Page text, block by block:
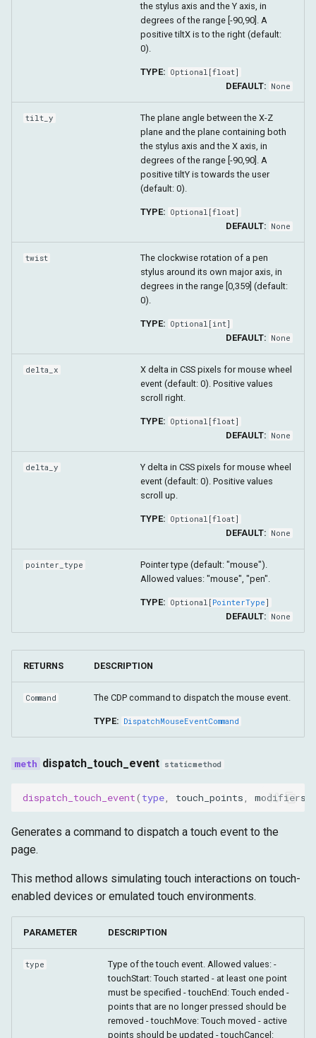
the stylus axis and the Y axis, in
degrees of the range [-90,90]. A
positive tiltX is to the right (default:
0).
TYPE: Optional [float]
DEFAULT: None
tilt_y
The plane angle between the X-Z
plane and the plane containing both
the stylus axis and the X axis, in
degrees of the range [-90,90]. A
positive tiltY is towards the user
(default: 0).
TYPE: Optional [float]
DEFAULT: None
twist
The clockwise rotation of a pen
stylus around its own major axis, in
degrees in the range [0,359] (default:
0).
TYPE: Optional [int]
DEFAULT: None
delta_x
X delta in CSS pixels for mouse wheel
event (default: 0). Positive values
scroll right.
TYPE: Optional [float]
DEFAULT: None
delta_y
Y delta in CSS pixels for mouse wheel
event (default: 0). Positive values
scroll up.
TYPE: Optional [float]
DEFAULT: None
pointer_type
Pointer type (default: "mouse").
Allowed values: "mouse", "pen".
TYPE: Optional [PointerType]
DEFAULT: None
RETURNS DESCRIPTION
Command The CDP command to dispatch the mouse event.
TYPE: DispatchMouseEventCommand
dispatch_touch_event staticmethod
dispatch_touch_event( type touch_points modifiers
Generates a command to dispatch a touch event to the
page.
This method allows simulating touch interactions on touch-
enabled devices or emulated touch environments.
PARAMETER DESCRIPTION
type
Type of the touch event. Allowed values: -
touchStart: Touch started - at least one point
must be specified - touchEnd: Touch ended -
points that are no longer pressed should be
removed - touchMove: Touch moved - active
points should be updated - touchCancel: